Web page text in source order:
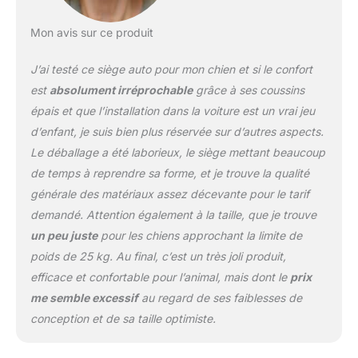
48 heures pour restaurer
sa forme. Confort en
mousse à mémoire de
de voiture pour chien est
fabriqué en velours de
haute qualité, respirant,
doux au toucher offrant
une zone de couchage
douce et confortable
pour les chiens. Rempli
d'éponge en mousse à
haut rebond qui offre un
ultimes à votre ami à
fourrure pendant les
Mon avis sur ce produit
J’ai testé ce siège auto pour mon chien et si le confort
est absolument irréprochablegrâce à ses coussins
épais et que l’installation dans la voiture est un vrai jeu
d’enfant, je suis bien plus réservée sur d’autres aspects.
Le déballage a été laborieux, le siège mettant beaucoup
de temps à reprendre sa forme, et je trouve la qualité
générale des matériaux assez décevante pour le tarif
demandé. Attention également à la taille, que je trouve
un peu justepour les chiens approchant la limite de
poids de 25 kg. Au final, c’est un très joli produit,
efficace et confortable pour l’animal, mais dont le prix
me semble excessifau regard de ses faiblesses de
conception et de sa taille optimiste.